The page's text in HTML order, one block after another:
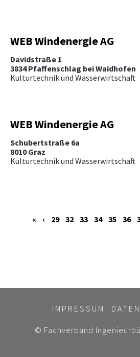
WEB Windenergie AG
Davidstraße 1
3834 Pfaffenschlag bei Waidhofen
Kulturtechnik und Wasserwirtschaft
WEB Windenergie AG
Schubertstraße 6a
8010 Graz
Kulturtechnik und Wasserwirtschaft
« ‹ 29 32 33 34 35 36
IMPRESSUM
© Fachverband